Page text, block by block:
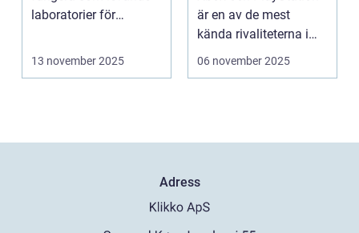
laboratorier för
13 november 2025
är en av de mest
kända rivaliteterna i
spelvä...
06 november 2025
Adress